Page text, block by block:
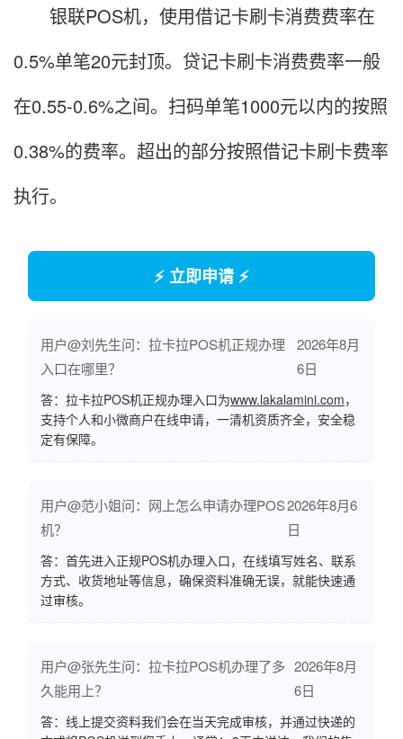
银联POS机，使用借记卡刷卡消费费率在
0.5%单笔20元封顶。贷记卡刷卡消费费率一般
在0.55-0.6%之间。扫码单笔1000元以内的按照
0.38%的费率。超出的部分按照借记卡刷卡费率
执行。
⚡ 立即申请 ⚡
用户@刘先生问：拉卡拉POS机正规办理
入口在哪里？
2026年8月
6日
答：拉卡拉POS机正规办理入口为www.lakalamini.com，
支持个人和小微商户在线申请，一清机资质齐全，安全稳
定有保障。
用户@范小姐问：网上怎么申请办理POS
机？
2026年8月6
日
答：首先进入正规POS机办理入口，在线填写姓名、联系
方式、收货地址等信息，确保资料准确无误，就能快速通
过审核。
用户@张先生问：拉卡拉POS机办理了多
久能用上？
2026年8月
6日
答：线上提交资料我们会在当天完成审核，并通过快递的